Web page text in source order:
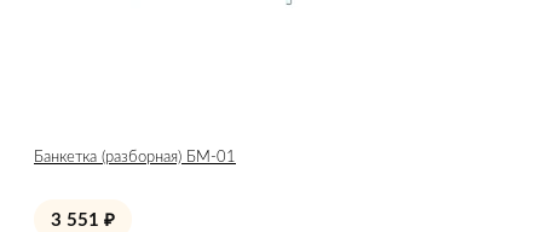
Банкетка (разборная) БМ-01
3 551 ₽